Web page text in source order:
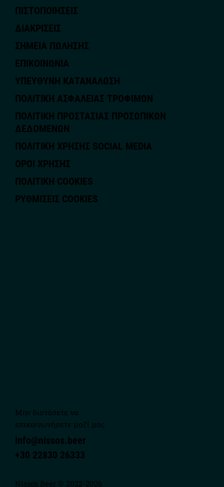
ΠΙΣΤΟΠΟΙΗΣΕΙΣ
ΔΙΑΚΡΙΣΕΙΣ
ΣΗΜΕΙΑ ΠΩΛΗΣΗΣ
ΕΠΙΚΟΙΝΩΝΙΑ
ΥΠΕΥΘΥΝΗ ΚΑΤΑΝΑΛΩΣΗ
ΠΟΛΙΤΙΚΗ ΑΣΦΑΛΕΙΑΣ ΤΡΟΦΙΜΩΝ
ΠΟΛΙΤΙΚΗ ΠΡΟΣΤΑΣΙΑΣ ΠΡΟΣΩΠΙΚΩΝ
ΔΕΔΟΜΕΝΩΝ
ΠΟΛΙΤΙΚΗ ΧΡΗΣΗΣ SOCIAL MEDIA
ΟΡΟΙ ΧΡΗΣΗΣ
ΠΟΛΙΤΙΚΗ COOKIES
ΡΥΘΜΊΣΕΙΣ COOKIES
Μην διστάσετε να
επικοινωνήσετε μαζί μας
info@nissos.beer
+30 22830 26333
Nissos Beer © 2022-2026